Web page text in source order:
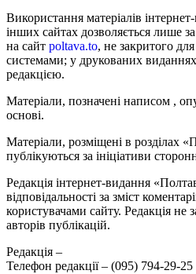
Використання матеріалів
інших сайтах дозволяється лише
на сайт poltava.to, не закритого
системами; у друкованих
редакцією.
Матеріали, позначені написом ,
основі.
Матеріали, розміщені в розділах
публікуються за ініціативи
Редакція інтернет-видання
відповідальності за зміст
користувачами сайту. Редакція не
авторів публікацій.
Редакція –
Телефон редакції – (095) 794-29-25